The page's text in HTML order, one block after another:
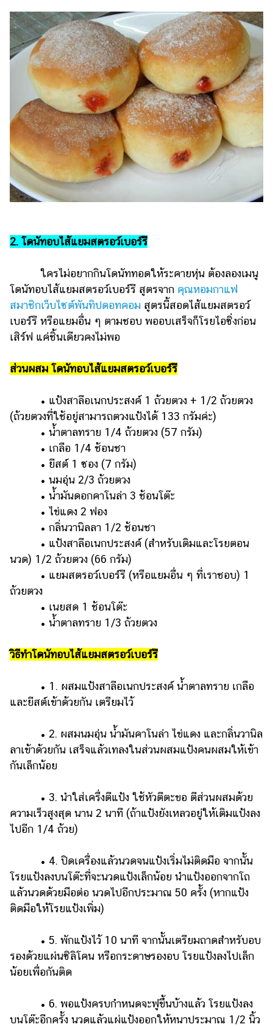
2. โดนัทอบไส้แยมสตรอว์เบอร์รี
ใครไม่อยากกินโดนัททอดให้ระคายหุ่น ต้องลองเมนู
โดนัทอบไส้แยมสตรอว์เบอร์รี สูตรจาก คุณหอมกาแฟ
สมาชิกเว็บไซต์พันทิปดอทคอม สูตรนี้สอดไส้แยมสตรอว์
เบอร์รี หรือแยมอื่น ๆ ตามชอบ พออบเสร็จก็โรยไอซิ่งก่อน
เสิร์ฟ แค่ชิ้นเดียวคงไม่พอ
ส่วนผสม โดนัทอบไส้แยมสตรอว์เบอร์รี
• แป้งสาลีอเนกประสงค์ 1 ถ้วยตวง + 1/2 ถ้วยตวง
(ถ้วยตวงที่ใช้อยู่สามารถตวงแป้งได้ 133 กรัมค่ะ)
• น้ำตาลทราย 1/4 ถ้วยตวง (57 กรัม)
• เกลือ 1/4 ช้อนชา
• ยีสต์ 1 ซอง (7 กรัม)
• นมอุ่น 2/3 ถ้วยตวง
• น้ำมันดอกคาโนล่า 3 ช้อนโต๊ะ
• ไข่แดง 2 ฟอง
• กลิ่นวานิลลา 1/2 ช้อนชา
• แป้งสาลีอเนกประสงค์ (สำหรับเติมและโรยตอน
นวด) 1/2 ถ้วยตวง (66 กรัม)
• แยมสตรอว์เบอร์รี (หรือแยมอื่น ๆ ที่เราชอบ) 1
ถ้วยตวง
• เนยสด 1 ช้อนโต๊ะ
• น้ำตาลทราย 1/3 ถ้วยตวง
วิธีทำโดนัทอบไส้แยมสตรอว์เบอร์รี
• 1. ผสมแป้งสาลีอเนกประสงค์ น้ำตาลทราย เกลือ
และยีสต์เข้าด้วยกัน เตรียมไว้
• 2. ผสมนมอุ่น น้ำมันคาโนล่า ไข่แดง และกลิ่นวานิล
ลาเข้าด้วยกัน เสร็จแล้วเทลงในส่วนผสมแป้งคนผสมให้เข้า
กันเล็กน้อย
• 3. นำใส่เครื่งตีแป้ง ใช้หัวตีตะขอ ตีส่วนผสมด้วย
ความเร็วสูงสุด นาน 2 นาที (ถ้าแป้งยังเหลวอยู่ให้เติมแป้งลง
ไปอีก 1/4 ถ้วย)
• 4. ปิดเครื่องแล้วนวดจนแป้งเริ่มไม่ติดมือ จากนั้น
โรยแป้งลงบนโต๊ะที่จะนวดแป้งเล็กน้อย นำแป้งออกจากโถ
แล้วนวดด้วยมือต่อ นวดไปอีกประมาณ 50 ครั้ง (หากแป้ง
ติดมือให้โรยแป้งเพิ่ม)
• 5. พักแป้งไว้ 10 นาที จากนั้นเตรียมถาดสำหรับอบ
รองด้วยแผ่นซิลิโคน หรือกระดาษรองอบ โรยแป้งลงไปเล็ก
น้อยเพื่อกันติด
• 6. พอแป้งครบกำหนดจะฟูขึ้นบ้างแล้ว โรยแป้งลง
บนโต๊ะอีกครั้ง นวดแล้วแผ่แป้งออกให้หนาประมาณ 1/2 นิ้ว